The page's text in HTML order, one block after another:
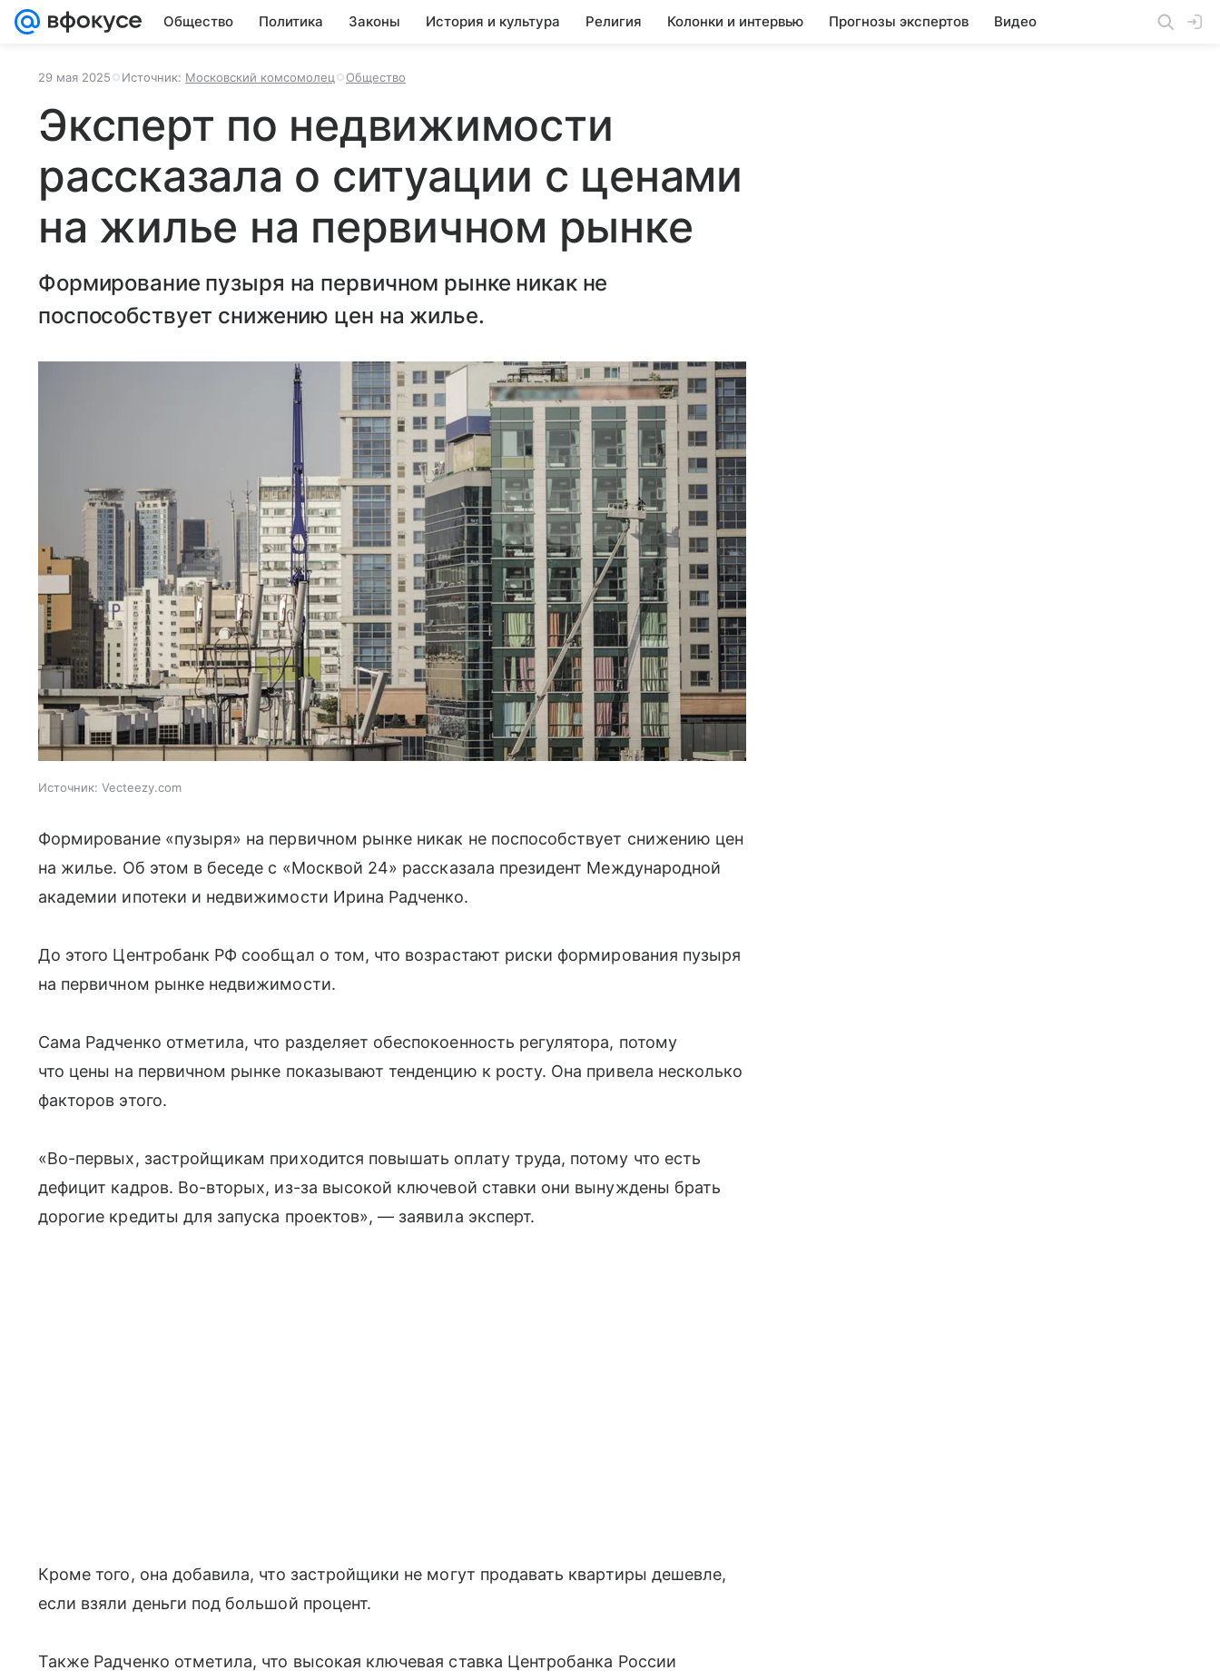
Общество Политика Законы История и культура Религия Колонки и интервью Прогнозы экспертов Видео
29 мая 2025 Источник: Московский комсомолец Общество
Эксперт по недвижимости
рассказала о ситуации с ценами
на жилье на первичном рынке
Формирование пузыря на первичном рынке никак не
поспособствует снижению цен на жилье.
Источник: Vecteezy.com
Формирование «пузыря» на первичном рынке никак не поспособствует снижению цен
на жилье. Об этом в беседе с «Москвой 24» рассказала президент Международной
академии ипотеки и недвижимости Ирина Радченко.
До этого Центробанк РФ сообщал о том, что возрастают риски формирования пузыря
на первичном рынке недвижимости.
Сама Радченко отметила, что разделяет обеспокоенность регулятора, потому
что цены на первичном рынке показывают тенденцию к росту. Она привела несколько
факторов этого.
«Во-первых, застройщикам приходится повышать оплату труда, потому что есть
дефицит кадров. Во-вторых, из-за высокой ключевой ставки они вынуждены брать
дорогие кредиты для запуска проектов», — заявила эксперт.
Кроме того, она добавила, что застройщики не могут продавать квартиры дешевле,
если взяли деньги под большой процент.
Также Радченко отметила, что высокая ключевая ставка Центробанка России